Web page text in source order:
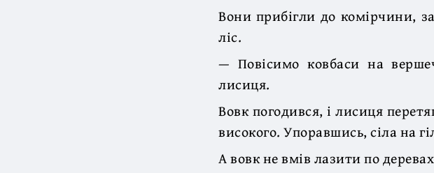
Вони прибігли до комірчини,
ліс.
— Повісимо ковбаси на
лисиця.
Вовк погодився, і лисиця
високого. Упоравшись, сіла на
А вовк не вмів лазити по